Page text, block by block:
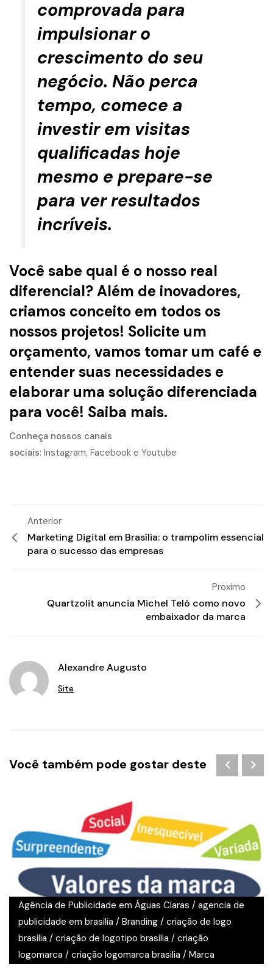
comprovada para
impulsionar o
crescimento do seu
negócio. Não perca
tempo, comece a
investir em visitas
qualificadas hoje
mesmo e prepare-se
para ver resultados
incríveis.
Você sabe qual é o nosso real
diferencial? Além de inovadores,
criamos conceito em todos os
nossos projetos! Solicite um
orçamento, vamos tomar um café e
entender suas necessidades e
elaborar uma solução diferenciada
para você! Saiba mais.
Conheça nossos canais
sociais: Instagram, Facebook e Youtube
Anterior
Marketing Digital em Brasília: o trampolim essencial
para o sucesso das empresas
Proximo
Quartzolit anuncia Michel Teló como novo
embaixador da marca
Alexandre Augusto
Site
Você também pode gostar deste
Agência de Publicidade em Águas Claras / agencia de
publicidade em brasilia / Branding / criação de logo
brasilia / criação de logotipo brasilia / criação
logomarca / criação logomarca brasilia / Marca